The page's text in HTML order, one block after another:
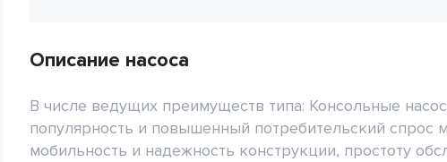
Описание насоса
В числе ведущих преимуществ типа: Консольные
популярность и повышенный потребительский спрос
мобильность и надежность конструкции, простоту